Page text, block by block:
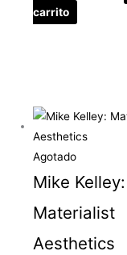
carrito
Agotado
Mike Kelley:
Materialist
Aesthetics